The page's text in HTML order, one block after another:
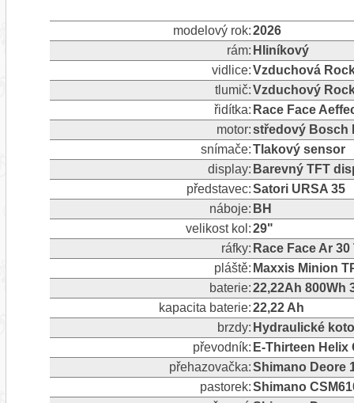
modelový rok:2026
rám: Hliníkový
vidlice:Vzduchová
tlumič:Vzduchový
řidítka: Race Face
motor:středový Bosch
snímače:Tlakový sensor
display: Barevný TFT
představec:Satori URSA 35
náboje: BH
velikost kol:29"
ráfky: Race Face Ar 30
pláště: Maxxis Minion
baterie:22,22Ah 800Wh
kapacita baterie:22,22 Ah
brzdy: Hydraulické
převodník: E-Thirteen Helix
přehazovačka:Shimano Deore
pastorek:Shimano